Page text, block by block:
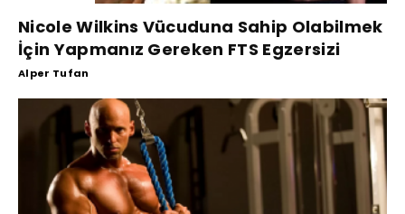
Nicole Wilkins Vücuduna Sahip Olabilmek
İçin Yapmanız Gereken FTS Egzersizi
Alper Tufan